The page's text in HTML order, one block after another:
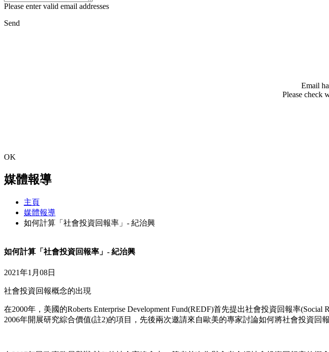
Please enter valid email addresses
Send
Email
Please check
OK
媒體報導
主頁
媒體報導
如何計算「社會投資回報率」- 紀治興
如何計算「社會投資回報率」- 紀治興
2021年1月08日
社會投資回報概念的出現
在2000年，美國的Roberts Enterprise Development Fund(REDF)首先提出社會投資回報率
2006年開展研究綜合價值(註2)的項目，先後兩次邀請來自歐美的專家討論如何將社會投資